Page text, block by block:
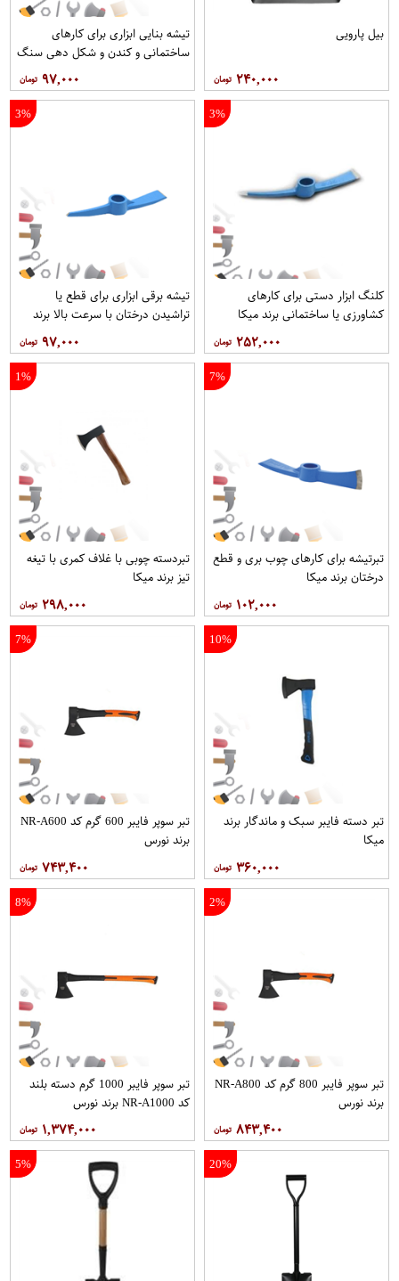
بیل پارویی
۲۴۰,۰۰۰
تیشه بنایی ابزاری برای کارهای
ساختمانی و کندن و شکل دهی سنگ
۹۷,۰۰۰
3%
کلنگ ابزار دستی برای کارهای
کشاورزی یا ساختمانی برند میکا
۲۵۲,۰۰۰
3%
تیشه برقی ابزاری برای قطع یا
تراشیدن درختان با سرعت بالا برند
۹۷,۰۰۰
7%
تبرتیشه برای کارهای چوب بری و قطع
درختان برند میکا
۱۰۲,۰۰۰
1%
تبردسته چوبی با غلاف کمری با تیغه
تیز برند میکا
۲۹۸,۰۰۰
10%
تبر دسته فایبر سبک و ماندگار برند
میکا
۳۶۰,۰۰۰
7%
تبر سوپر فایبر 600 گرم کد NR-A600
برند نورس
۷۴۳,۴۰۰
2%
تبر سوپر فایبر 800 گرم کد NR-A800
برند نورس
۸۴۳,۴۰۰
8%
تبر سوپر فایبر 1000 گرم دسته بلند
کد NR-A1000 برند نورس
۱,۳۷۴,۰۰۰
20%
5%